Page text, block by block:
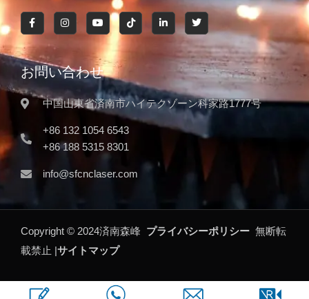
お問い合わせ
中国山東省済南市ハイテクゾーン科家路1777号
+86 132 1054 6543
+86 188 5315 8301
info@sfcnclaser.com
Copyright © 2024済南森峰 プライバシーポリシー 無断転
載禁止 |サイトマップ